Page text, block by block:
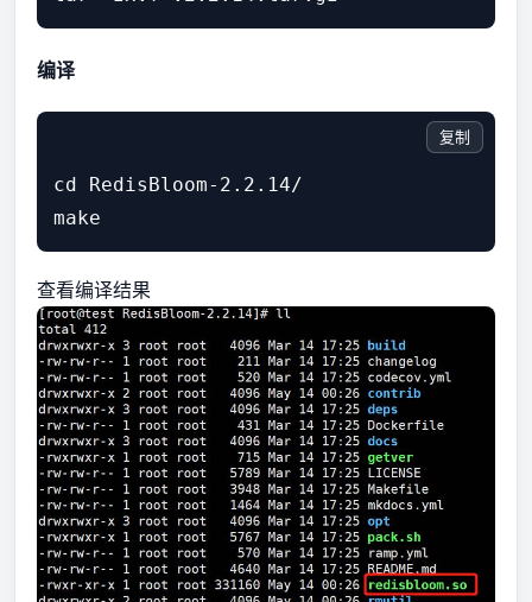
编译
cd RedisBloom-2.2.14/
复制
查看编译结果